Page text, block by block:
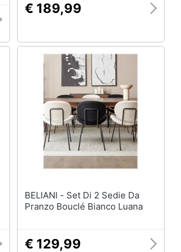
€ 189,99
BELIANI - Set Di 2 Sedie Da
Pranzo Bouclé Bianco Luana
€ 129,99